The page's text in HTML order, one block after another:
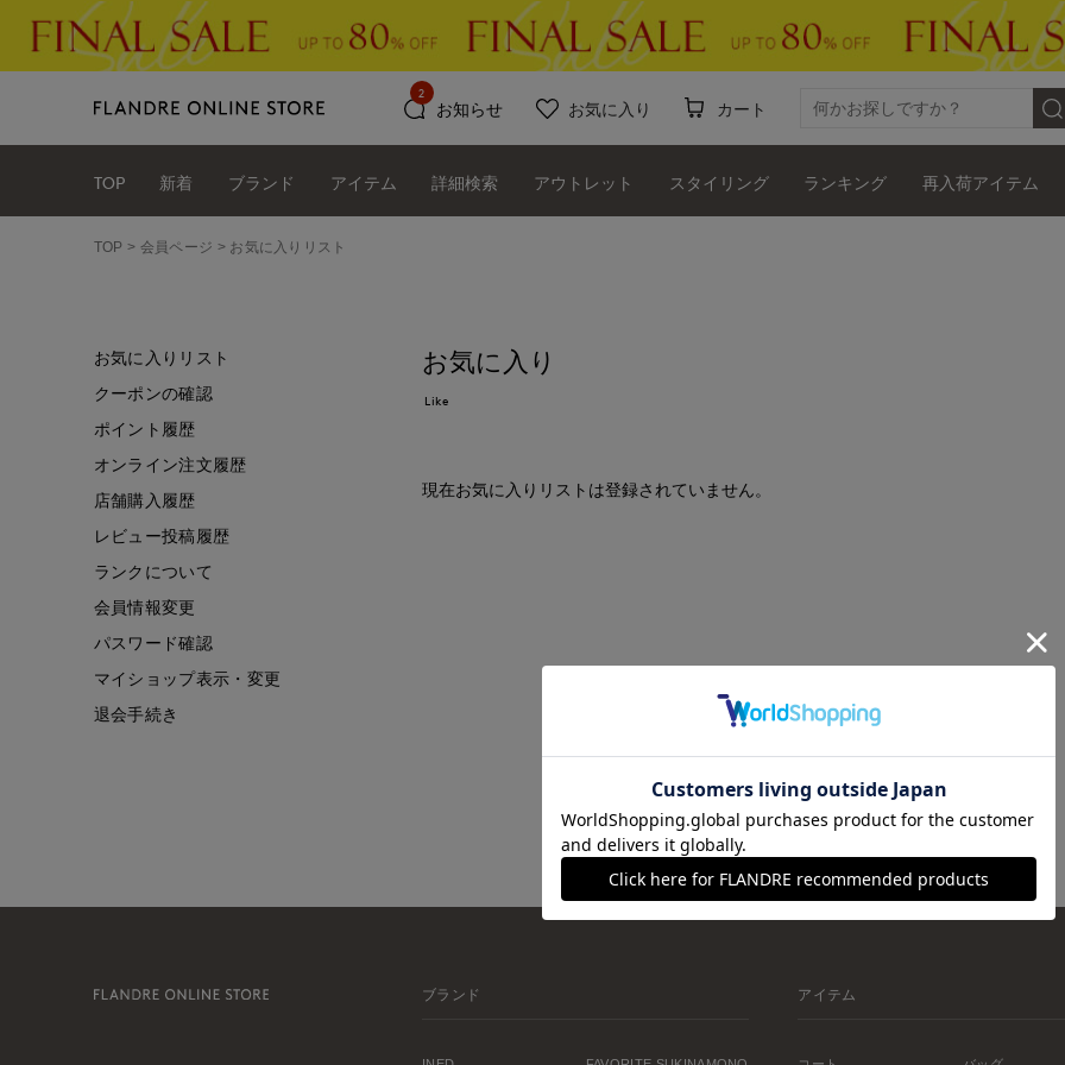
お知らせ
2
お気に入り カート
TOP 新着 ブランド アイテム 詳細検索 アウトレット スタイリング ランキング 再入荷アイテム
TOP 会員ページ お気に入りリスト
お気に入り
Like
現在お気に入りリストは登録されていません。
お気に入りリスト
クーポンの確認
ポイント履歴
オンライン注文履歴
店舗購入履歴
レビュー投稿履歴
ランクについて
会員情報変更
パスワード確認
マイショップ表示・変更
退会手続き
ブランド アイテム